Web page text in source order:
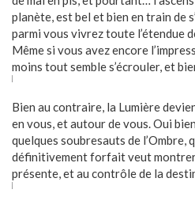
planète, est bel et bien en train de
parmi vous vivrez toute l’étendue
Même si vous avez encore
moins tout semble s’écrouler, et
Bien au contraire, la Lumière
en vous, et autour de vous. Oui
quelques soubresauts de l’Ombre,
définitivement forfait veut montrer
présente, et au contrôle de la